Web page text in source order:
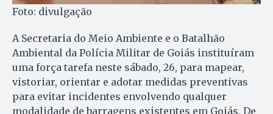
Foto: divulgação
A Secretaria do Meio Ambiente e o Batalhão
Ambiental da Polícia Militar de Goiás instituíram
uma força tarefa neste sábado, 26, para mapear,
vistoriar, orientar e adotar medidas preventivas
para evitar incidentes envolvendo qualquer
modalidade de barragens existentes em Goiás. De